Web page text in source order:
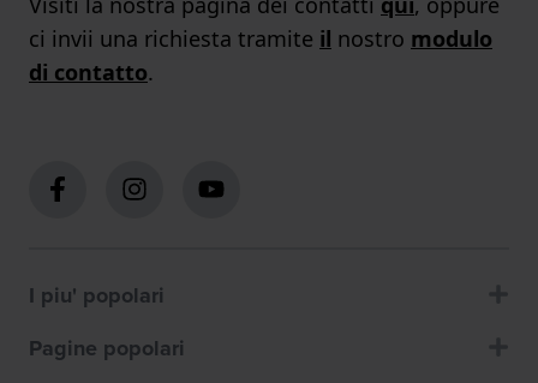
ci invii una richiesta tramite il nostro modulo
di contatto.
I piu' popolari
Pagine popolari